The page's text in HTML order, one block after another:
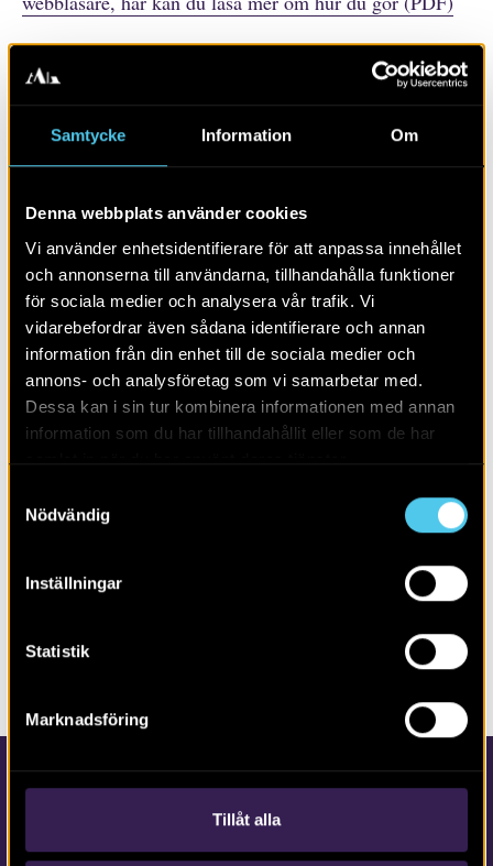
Samtycke Information Om
Denna webbplats använder cookies
Vi använder enhetsidentifierare för att anpassa innehållet
och annonserna till användarna, tillhandahålla funktioner
för sociala medier och analysera vår trafik. Vi
vidarebefordrar även sådana identifierare och annan
information från din enhet till de sociala medier och
annons- och analysföretag som vi samarbetar med.
Dessa kan i sin tur kombinera informationen med annan
information som du har tillhandahållit eller som de har
Nödvändig
Inställningar
Statistik
Marknadsföring
Tillåt alla
Populärvetenskap Rapporter Skola Övrigt